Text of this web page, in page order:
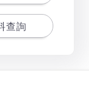
查詢